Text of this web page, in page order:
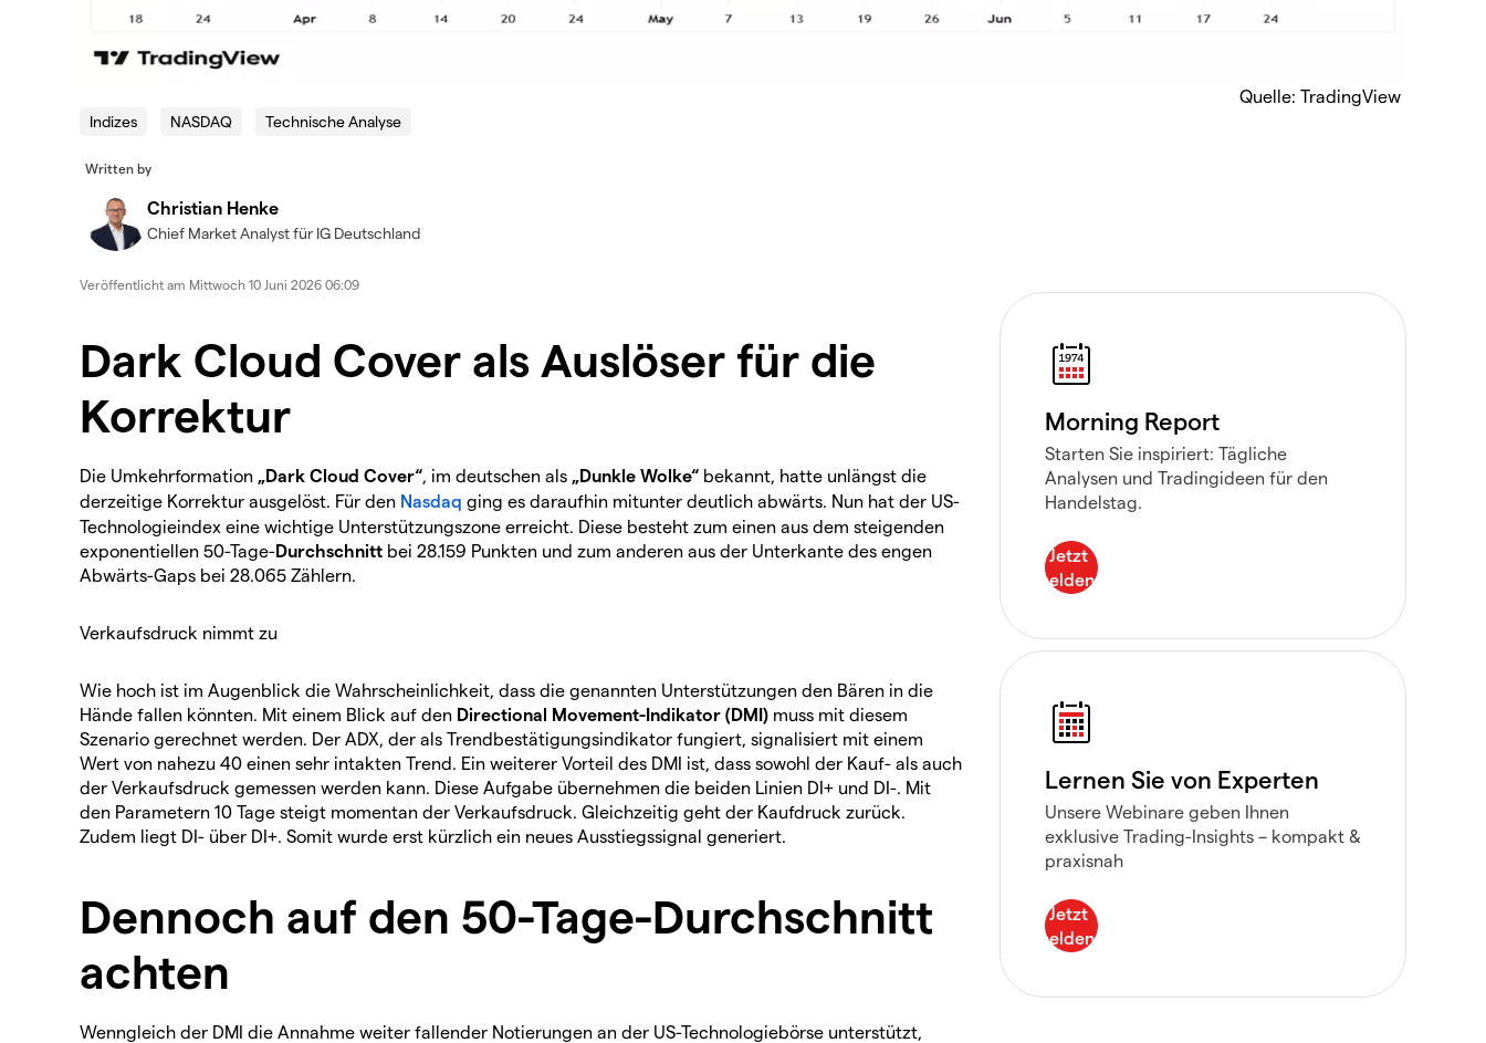
Quelle: TradingView
Indizes NASDAQ Technische Analyse
Written by
Christian Henke
Chief Market Analyst für IG Deutschland
Veröffentlicht am Mittwoch 10 Juni 2026 06:09
Dark Cloud Cover als Auslöser für die
Korrektur
Die Umkehrformation „Dark Cloud Cover“, im deutschen als „Dunkle Wolke“ bekannt, hatte unlängst die
derzeitige Korrektur ausgelöst. Für den Nasdaq ging es daraufhin mitunter deutlich abwärts. Nun hat der US-
Technologieindex eine wichtige Unterstützungszone erreicht. Diese besteht zum einen aus dem steigenden
exponentiellen 50-Tage-Durchschnitt bei 28.159 Punkten und zum anderen aus der Unterkante des engen
Abwärts-Gaps bei 28.065 Zählern.
Verkaufsdruck nimmt zu
Wie hoch ist im Augenblick die Wahrscheinlichkeit, dass die genannten Unterstützungen den Bären in die
Hände fallen könnten. Mit einem Blick auf den Directional Movement-Indikator (DMI) muss mit diesem
Szenario gerechnet werden. Der ADX, der als Trendbestätigungsindikator fungiert, signalisiert mit einem
Wert von nahezu 40 einen sehr intakten Trend. Ein weiterer Vorteil des DMI ist, dass sowohl der Kauf- als auch
der Verkaufsdruck gemessen werden kann. Diese Aufgabe übernehmen die beiden Linien DI+ und DI-. Mit
den Parametern 10 Tage steigt momentan der Verkaufsdruck. Gleichzeitig geht der Kaufdruck zurück.
Zudem liegt DI- über DI+. Somit wurde erst kürzlich ein neues Ausstiegssignal generiert.
Dennoch auf den 50-Tage-Durchschnitt
achten
Wenngleich der DMI die Annahme weiter fallender Notierungen an der US-Technologiebörse unterstützt,
Morning Report
Starten Sie inspiriert: Tägliche
Analysen und Tradingideen für den
Handelstag.
Lernen Sie von Experten
Unsere Webinare geben Ihnen
exklusive Trading-Insights – kompakt &
praxisnah